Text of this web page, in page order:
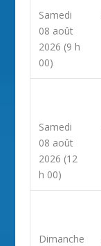
Samedi
08 août
2026 (9 h
00)
Samedi
08 août
2026 (12
h 00)
Dimanche